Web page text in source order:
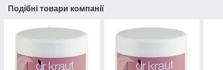
Подібні товари компанії